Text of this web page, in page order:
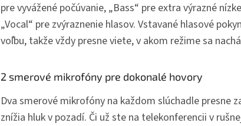
pre vyvážené počúvanie, „Bass“ pre extra výrazné
„Vocal“ pre zvýraznenie hlasov. Vstavané hlasové
voľbu, takže vždy presne viete, v akom režime sa
2 smerové mikrofóny pre dokonalé hovory
Dva smerové mikrofóny na každom slúchadle presne
znížia hluk v pozadí. Či už ste na telekonferencii v